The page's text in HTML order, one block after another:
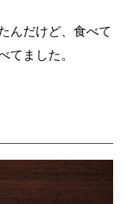
んだけど、食べて
てました。